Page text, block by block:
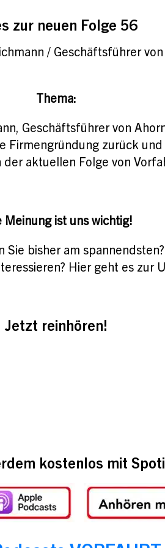
zur neuen Folge 56
/ Geschäftsführer
Thema:
Geschäftsführer von
Firmengründung zurück
der aktuellen Folge von
Meinung ist uns wichtig!
bisher am
Hier geht es zur
Jetzt reinhören!
kostenlos mit